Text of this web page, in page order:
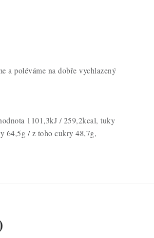
a poléváme na dobře vychlazený
1101,3kJ / 259,2kcal, tuky
64,5g / z toho cukry 48,7g,